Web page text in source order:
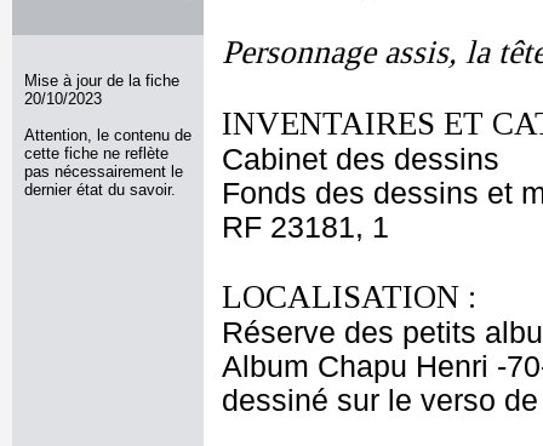
Mise à jour de la fiche
20/10/2023
Attention, le contenu de
cette fiche ne reflète
pas nécessairement le
dernier état du savoir.
Personnage assis, la
INVENTAIRES ET
Cabinet des dessins
Fonds des dessins et
RF 23181, 1
LOCALISATION :
Réserve des petits
Album Chapu Henri -
dessiné sur le verso